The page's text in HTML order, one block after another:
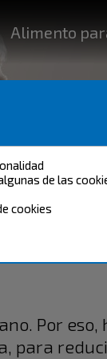
de las
cookies
Alimento
Por
para